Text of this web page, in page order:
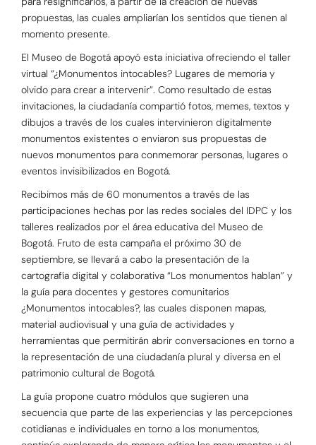
propuestas, las cuales ampliarían los sentidos que tienen al
momento presente.
El Museo de Bogotá apoyó esta iniciativa ofreciendo el taller
virtual “¿Monumentos intocables? Lugares de memoria y
olvido para crear a intervenir”. Como resultado de estas
invitaciones, la ciudadanía compartió fotos, memes, textos y
dibujos a través de los cuales intervinieron digitalmente
monumentos existentes o enviaron sus propuestas de
nuevos monumentos para conmemorar personas, lugares o
eventos invisibilizados en Bogotá.
Recibimos más de 60 monumentos a través de las
participaciones hechas por las redes sociales del IDPC y los
talleres realizados por el área educativa del Museo de
Bogotá. Fruto de esta campaña el próximo 30 de
septiembre, se llevará a cabo la presentación de la
cartografía digital y colaborativa “Los monumentos hablan” y
la guía para docentes y gestores comunitarios
¿Monumentos intocables?, las cuales disponen mapas,
material audiovisual y una guía de actividades y
herramientas que permitirán abrir conversaciones en torno a
la representación de una ciudadanía plural y diversa en el
patrimonio cultural de Bogotá.
La guía propone cuatro módulos que sugieren una
secuencia que parte de las experiencias y las percepciones
cotidianas e individuales en torno a los monumentos,